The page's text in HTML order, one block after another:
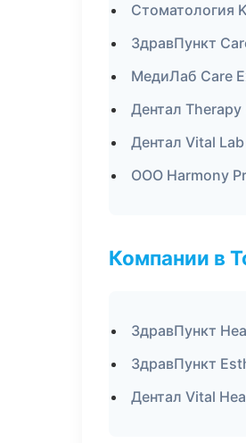
Стоматология
ЗдравПункт
МедиЛаб Care
Дентал
Дентал Vital
ООО Harmony
Компании в
ЗдравПункт
ЗдравПункт
Дентал Vital